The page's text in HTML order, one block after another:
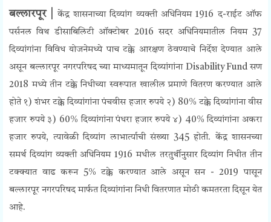
बल्लारपूर |
केंद्र शासनाच्या दिव्यांग व्यक्ती अधिनियम 1916 द-राईट ऑफ
पर्सनल विथ डीसाबिलिटी ऑक्टोबर 2016 सदर अधिनियमातील नियम 37
दिव्यांगांना विविध योजनेमध्ये पाच टक्के आरक्षण ठेवण्याचे निर्देश देण्यात आले
असून बल्लारपूरनगरपरिषद च्या माध्यमातून दिव्यांगांना Disability Fundसण
2018 मध्ये तीन टक्के निधीच्या स्वरूपात खालील प्रमाणे वितरण करण्यात आले
होते १) शंभर टक्के दिव्यांगांना पंचवीस हजार रुपये २) 80% टक्के दिव्यांगांना वीस
हजार रुपये ३) 60% दिव्यांगांना पंधरा हजार रुपये ४) 40% दिव्यांगांना अकरा
हजार रुपये, त्यावेळीदिव्यांग लाभार्त्याचीसंख्या 345होती. केंद्र शासनच्या
समर्थ दिव्यांग व्यक्ती अधिनियम 1916 मधील तरतुर्थीनुसार दिव्यांग निधीत तीन
टक्क्यात वाढ करून 5% टक्के करण्यात आले असूनसन - 2019 पासून
बल्लारपूर नगरपरिषद मार्फत दिव्यांगांना निधीवितरणात मोठी कमतरता दिसून येत
आहे.